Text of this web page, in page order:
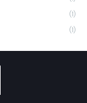
(1)
(1)